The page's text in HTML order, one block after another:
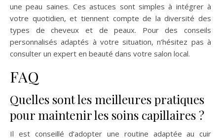
une peau saines. Ces astuces sont simples à intégrer à
votre quotidien, et tiennent compte de la diversité des
types de cheveux et de peaux. Pour des conseils
personnalisés adaptés à votre situation, n’hésitez pas à
consulter un expert en beauté dans votre salon local.
FAQ
Quelles sont les meilleures pratiques
pour maintenir les soins capillaires ?
Il est conseillé d’adopter une routine adaptée au cuir